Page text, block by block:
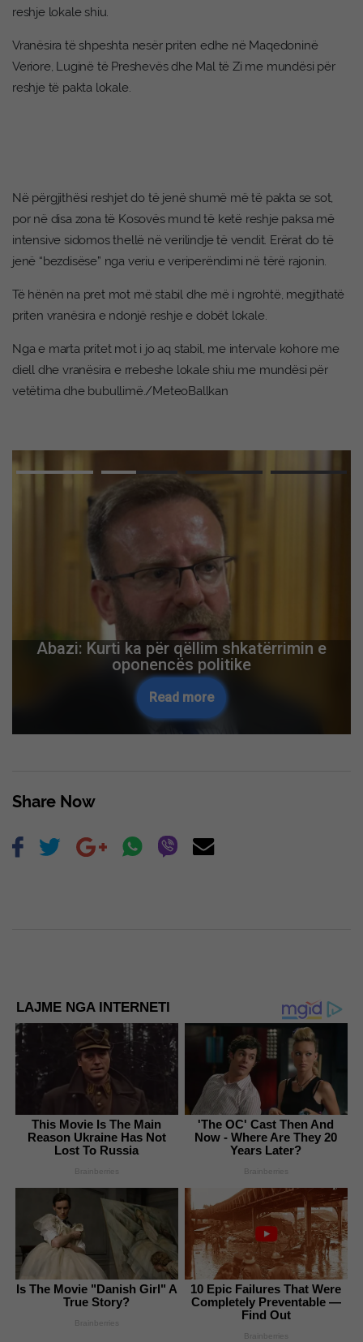
reshje lokale shiu.
Vranësira të shpeshta nesër priten edhe në Maqedoninë
Veriore, Luginë të Preshevës dhe Mal të Zi me mundësi për
reshje të pakta lokale.
Në përgjithësi reshjet do të jenë shumë më të pakta se sot,
por në disa zona të Kosovës mund të ketë reshje paksa më
intensive sidomos thellë në verilindje të vendit. Erërat do të
jenë “bezdisëse” nga veriu e veriperëndimi në tërë rajonin.
Të hënën na pret mot më stabil dhe më i ngrohtë, megjithatë
priten vranësira e ndonjë reshje e dobët lokale.
Nga e marta pritet mot i jo aq stabil, me intervale kohore me
diell dhe vranësira e rrebeshe lokale shiu me mundësi për
vetëtima dhe bubullimë./MeteoBallkan
Abazi: Kurti ka për qëllim shkatërrimin e
oponencës politike
Read more
Share Now
LAJME NGA INTERNETI
This Movie Is The Main
Reason Ukraine Has Not
Lost To Russia
Brainberries
'The OC' Cast Then And
Now - Where Are They 20
Years Later?
Brainberries
Is The Movie "Danish Girl" A
True Story?
Brainberries
10 Epic Failures That Were
Completely Preventable —
Find Out
Brainberries